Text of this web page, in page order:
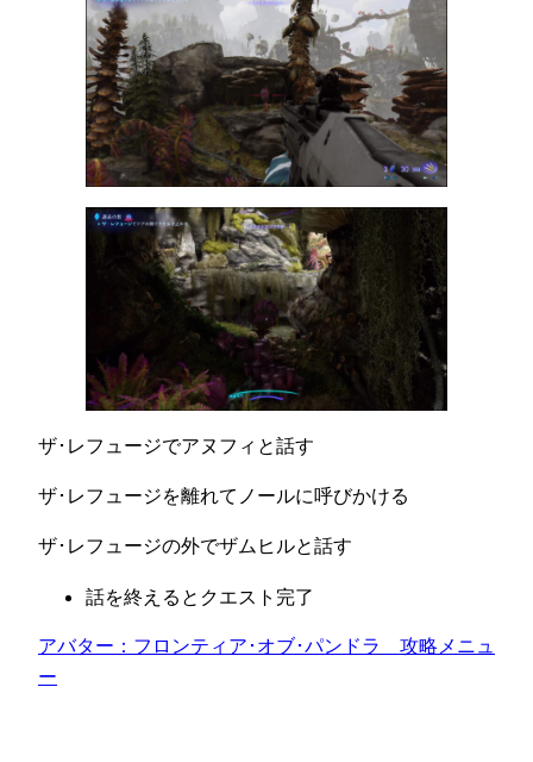
ザ･レフュージでアヌフィと話す
ザ･レフュージを離れてノールに呼びかける
ザ･レフュージの外でザムヒルと話す
話を終えるとクエスト完了
アバター：フロンティア･オブ･パンドラ　攻略メニュ
ー